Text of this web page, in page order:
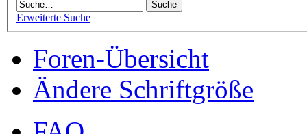
Erweiterte Suche
Foren-Übersicht
Ändere Schriftgröße